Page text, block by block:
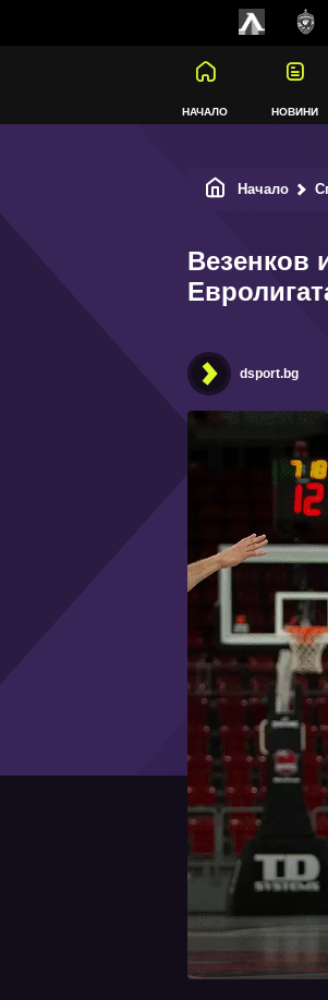
НАЧАЛО НОВИНИ
Начало
Везенков
dsport.bg